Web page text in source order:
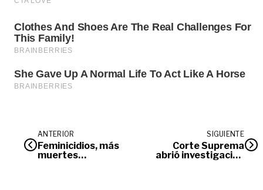
ANTERIOR
Feminicidios, más
muertes
SIGUIENTE
Corte Suprema
abrió investigación